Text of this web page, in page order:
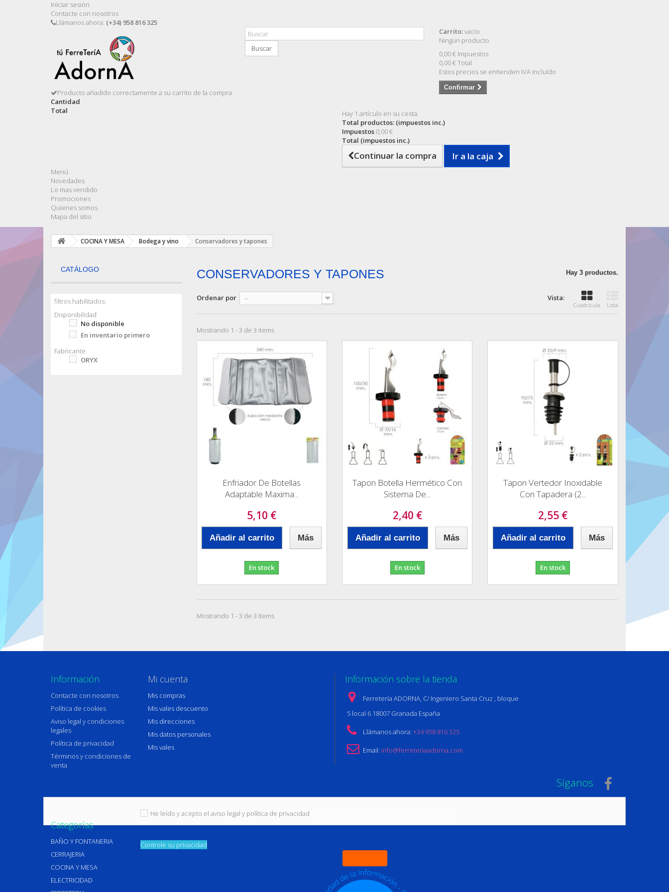
Iniciar sesión
Contacte con nosotros
Llámanos ahora: (+34) 958 816 325
Buscar
Carrito:vacío
Ningún producto
0,00 € Impuestos
0,00 €Total
Estos precios se entienden IVA incluído
Confirmar
Producto añadido correctamente a su carrito de la compra
Cantidad
Total
Hay 1 artículo en su cesta.
Total productos: (impuestos inc.)
Impuestos 0,00 €
Total (impuestos inc.)
Continuar la compra Ir a la caja
Menú
Novedades
Lo mas vendido
Promociones
Quienes somos
Mapa del sitio
COCINA Y MESA Bodega y vino Conservadores y tapones
CATÁLOGO
filtros habilitados:
Disponibilidad
No disponible
En inventario primero
Fabricante
ORYX
CONSERVADORES Y TAPONES Hay 3 productos.
Vista:
Cuadrícula Lista
Ordenar por --
Mostrando 1 - 3 de 3 items
Enfriador De Botellas
Adaptable Maxima...
5,10 €
Añadir al carrito Más
En stock
Tapon Botella Hermético Con
Sistema De...
2,40 €
Añadir al carrito Más
En stock
Tapon Vertedor Inoxidable
Con Tapadera (2...
2,55 €
Añadir al carrito Más
En stock
Mostrando 1 - 3 de 3 items
Información
Contacte con nosotros
Política de cookies
Aviso legal y condiciones
legales
Política de privacidad
Términos y condiciones de
venta
Mi cuenta
Mis compras
Mis vales descuento
Mis direcciones
Mis datos personales
Mis vales
Información sobre la tienda
Ferretería ADORNA, C/ Ingeniero Santa Cruz , bloque
5 local 6 18007 Granada España
Llámanos ahora: +34 958 816 325
Email: info@ferreteriaadorna.com
Síganos
Categorías
BAÑO Y FONTANERIA
CERRAJERIA
COCINA Y MESA
ELECTRICIDAD
He leído y acepto el aviso legal y política de privacidad
Controle su privacidad